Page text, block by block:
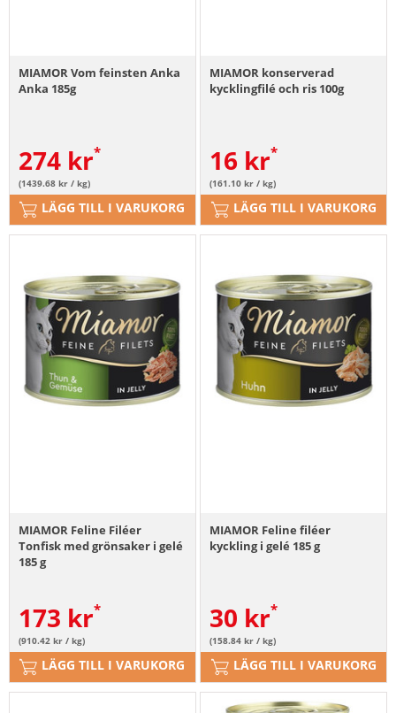
MIAMOR Vom feinsten Anka
Anka 185g
274 kr
(1439.68 kr / kg)
LÄGG TILL I VARUKORG
MIAMOR konserverad
kycklingfilé och ris 100g
16 kr
(161.10 kr / kg)
LÄGG TILL I VARUKORG
MIAMOR Feline Filéer
Tonfisk med grönsaker i gelé
185 g
173 kr
(910.42 kr / kg)
LÄGG TILL I VARUKORG
MIAMOR Feline filéer
kyckling i gelé 185 g
30 kr
(158.84 kr / kg)
LÄGG TILL I VARUKORG